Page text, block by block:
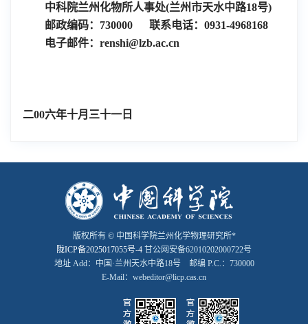
中科院兰州化物所人事处(兰州市天水中路18号)
邮政编码：730000 联系电话：0931-4968168
电子邮件： renshi@lzb.ac.cn
二00六年十月三十一日
版权所有 © 中国科学院兰州化学物理研究所*
陇ICP备2025017055号-4 甘公网安备62010202000722号
地址 Add：中国·兰州天水中路18号 邮编 P.C.：730000
E-Mail：webeditor@licp.cas.cn